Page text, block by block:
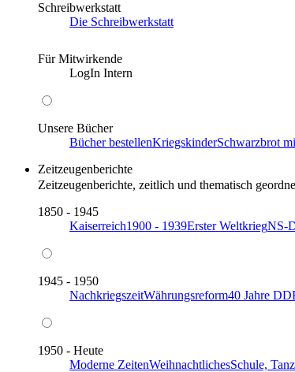
Schreibwerkstatt
Die Schreibwerkstatt
Für Mitwirkende
LogIn Intern
Unsere Bücher
Bücher bestellenKriegskinderSchwarzbrot
Zeitzeugenberichte
Zeitzeugenberichte, zeitlich und thematisch
1850 - 1945
Kaiserreich1900 - 1939Erster WeltkriegNS-
1945 - 1950
NachkriegszeitWährungsreform40 Jahre
1950 - Heute
Moderne ZeitenWeihnachtlichesSchule,